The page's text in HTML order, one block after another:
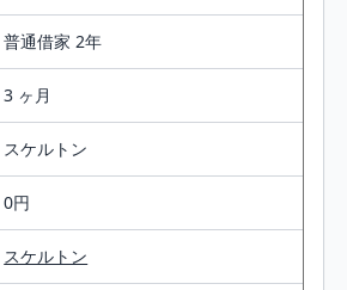
普通借家 2年
3 ヶ月
スケルトン
0円
スケルトン